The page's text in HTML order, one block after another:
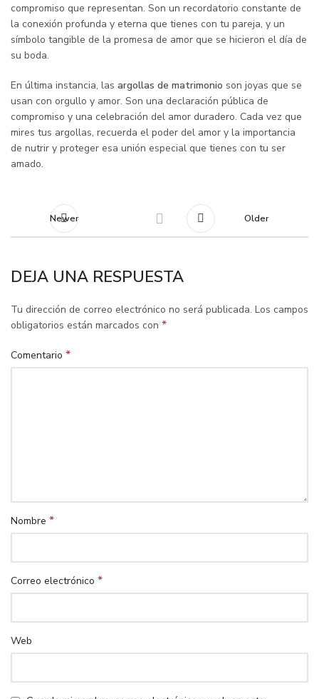
compromiso que representan. Son un recordatorio constante de
la conexión profunda y eterna que tienes con tu pareja, y un
símbolo tangible de la promesa de amor que se hicieron el día de
su boda.
En última instancia, las argollas de matrimonio son joyas que se
usan con orgullo y amor. Son una declaración pública de
compromiso y una celebración del amor duradero. Cada vez que
mires tus argollas, recuerda el poder del amor y la importancia
de nutrir y proteger esa unión especial que tienes con tu ser
amado.
Newer Older
DEJA UNA RESPUESTA
Tu dirección de correo electrónico no será publicada. Los campos
obligatorios están marcados con *
Comentario *
Nombre *
Correo electrónico *
Web